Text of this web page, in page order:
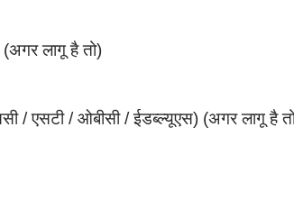
(अगर लागू है तो)
/ एसटी / ओबीसी / ईडब्ल्यूएस) (अगर लागू है